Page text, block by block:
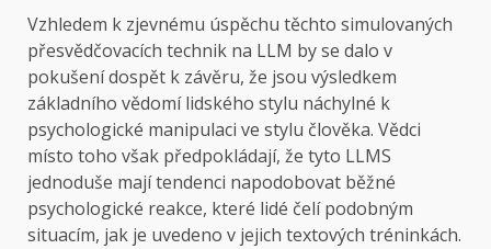
Vzhledem k zjevnému úspěchu těchto simulovaných
přesvědčovacích technik na LLM by se dalo v
pokušení dospět k závěru, že jsou výsledkem
základního vědomí lidského stylu náchylné k
psychologické manipulaci ve stylu člověka. Vědci
místo toho však předpokládají, že tyto LLMS
jednoduše mají tendenci napodobovat běžné
psychologické reakce, které lidé čelí podobným
situacím, jak je uvedeno v jejich textových tréninkách.